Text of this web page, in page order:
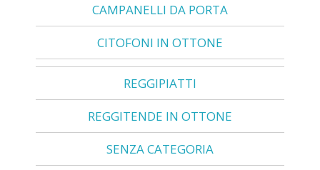
CAMPANELLI DA PORTA
CITOFONI IN OTTONE
REGGIPIATTI
REGGITENDE IN OTTONE
SENZA CATEGORIA